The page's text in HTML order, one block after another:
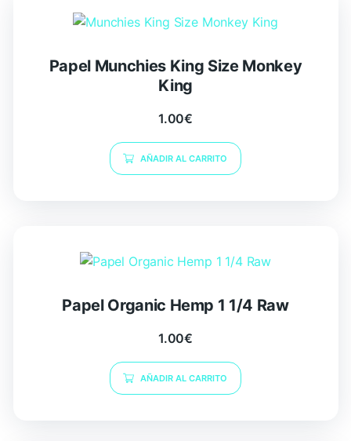
Papel Munchies King Size Monkey
King
1.00€
AÑADIR AL CARRITO
Papel Organic Hemp 1 1/4 Raw
1.00€
AÑADIR AL CARRITO